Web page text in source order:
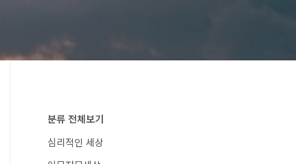
분류 전체보기
심리적인 세상